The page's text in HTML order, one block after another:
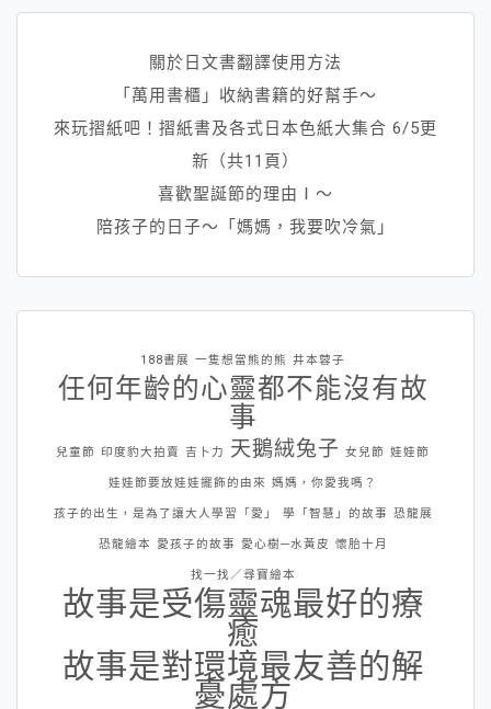
關於日文書翻譯使用方法
「萬用書櫃」收納書籍的好幫手～
來玩摺紙吧！摺紙書及各式日本色紙大集合 6/5更
新（共11頁）
喜歡聖誕節的理由Ⅰ～
陪孩子的日子～「媽媽，我要吹冷氣」
188書展 一隻想當熊的熊 井本蓉子
任何年齡的心靈都不能沒有故
事
兒童節 印度豹大拍賣 吉卜力 天鵝絨兔子 女兒節 娃娃節
娃娃節要放娃娃擺飾的由來 媽媽，你愛我嗎？
孩子的出生，是為了讓大人學習「愛」 學「智慧」的故事 恐龍展
恐龍繪本 愛孩子的故事 愛心樹─水黃皮 懷胎十月
找一找／尋寶繪本
故事是受傷靈魂最好的療
癒
故事是對環境最友善的解
憂處方